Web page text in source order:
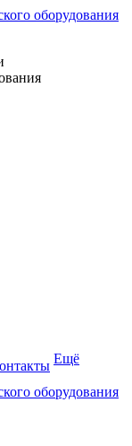
Ещё